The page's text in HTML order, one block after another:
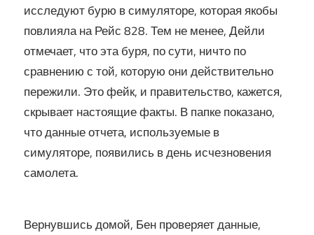
исследуют бурю в симуляторе, которая якобы
повлияла на Рейс 828. Тем не менее, Дейли
отмечает, что эта буря, по сути, ничто по
сравнению с той, которую они действительно
пережили. Это фейк, и правительство, кажется,
скрывает настоящие факты. В папке показано,
что данные отчета, используемые в
симуляторе, появились в день исчезновения
самолета.
Вернувшись домой, Бен проверяет данные,